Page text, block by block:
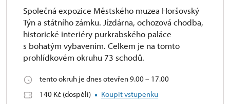
Společná expozice Městského muzea Horšovský
Týn a státního zámku. Jízdárna, ochozová chodba,
historické interiéry purkrabského paláce
s bohatým vybavením. Celkem je na tomto
prohlídkovém okruhu 73 schodů.
tento okruh je dnes otevřen 9.00 – 17.00
140 Kč (dospělí)
Koupit vstupenku